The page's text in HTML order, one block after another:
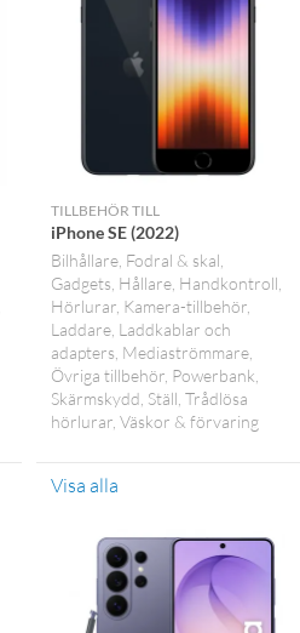
TILLBEHÖR TILL
iPhone SE (2022)
Bilhållare Fodral & skal
Gadgets Hållare Handkontroll
Hörlurar Kamera-tillbehör
Laddare Laddkablar och
adapters Mediaströmmare
Övriga tillbehör Powerbank
Skärmskydd Ställ Trådlösa
hörlurar Väskor & förvaring
Visa alla